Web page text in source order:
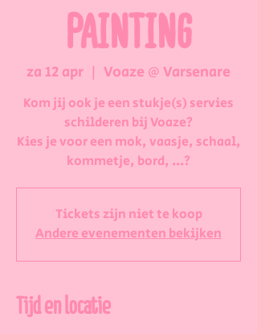
PAINTING
za 12 apr
  |
Voaze @ Varsenare
Kom jij ook je een stukje(s) servies
schilderen bij Voaze?
Kies je voor een mok, vaasje, schaal,
kommetje, bord, ...?
Tickets zijn niet te koop
Andere evenementen bekijken
Tijd en locatie